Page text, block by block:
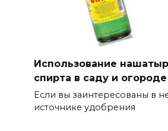
Использование
спирта в саду и огороде
Если вы заинтересованы в
источнике удобрения